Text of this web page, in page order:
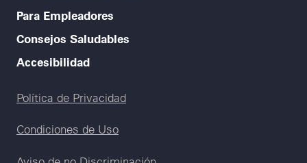
Para Empleadores
Consejos Saludables
Accesibilidad
Legal menu
Política de Privacidad
Condiciones de Uso